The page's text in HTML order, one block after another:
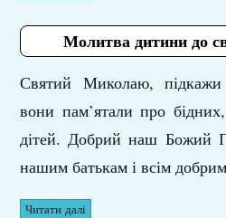
Молитва дитини до
Святий Миколаю,
вони пам’ятали про
дітей. Добрий наш Божий
нашим батькам і всім
Читати далі